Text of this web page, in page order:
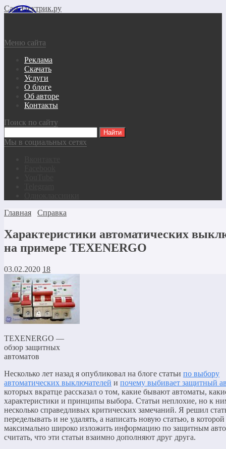
СамЭлектрик.ру
Меню сайта
Реклама
Скачать
Услуги
О блоге
Об авторе
Контакты
Поиск по сайту
Мы в социальных сетях
Главная
Справка
Характеристики автоматических
на примере TEXENERGO
03.02.2020 18
TEXENERGO —
обзор защитных
автоматов
Несколько лет назад я опубликовал на блоге статьи по выбору
автоматических выключателей и почему выбивает защитный
которых вкратце рассказал о том, какие бывают автоматы,
характеристики и принципы выбора. Статьи неплохие, но к
несколько справедливых критических замечаний. Я решил
переделывать и не удалять, а написать новую статью, в
максимально широко изложить информацию по защитным
считать, что эти статьи взаимно дополняют друг друга.